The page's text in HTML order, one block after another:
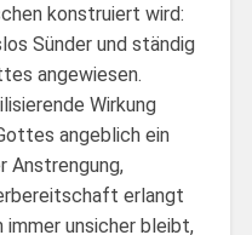
konstruiert wird:
Sünder und ständig
angewiesen.
Wirkung
angeblich ein
Anstrengung,
erlangt
immer unsicher bleibt,